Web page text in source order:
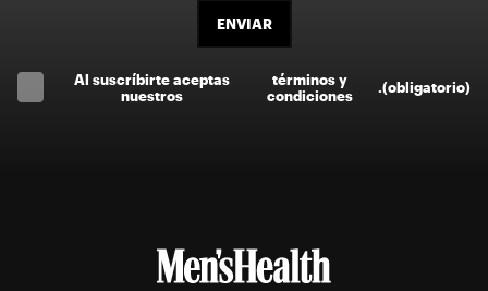
ENVIAR
Al suscríbirte aceptas
nuestros
términos y
condiciones
.(obligatorio)